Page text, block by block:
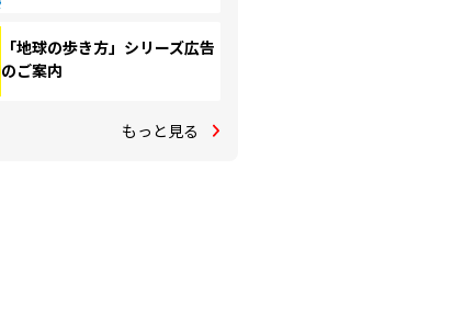
「地球の歩き方」シリーズ広告
のご案内
もっと見る